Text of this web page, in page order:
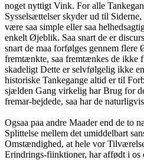
noget nyttigt Vink. For alle
Sysselsættelser skyder ud til
være saa simple eller saa
enkelt Øjeblik. Saa snart de er
snart de maa forfølges gennem
fremtænkte, saa fremtænkes de ikke
skadeligt Dette er selvfølgelig ikke
historiske Tankegange altid er til
sjælden Gang virkelig har Brug for
fremar-bejdede, saa har de
Ogsaa paa andre Maader end de to
Splittelse mellem det umiddelbart
Omstændighed, at hele vor
Erindrings-fiinktioner, har affødt i os